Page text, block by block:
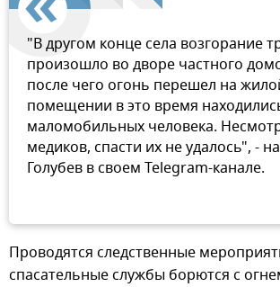
"В другом конце села возгорание
произошло во дворе частного
после чего огонь перешел на
помещении в это время
маломобильных человека.
медиков, спасти их не удалось", -
Голубев в своем Telegram-канале.
Проводятся следственные
спасательные службы борются с